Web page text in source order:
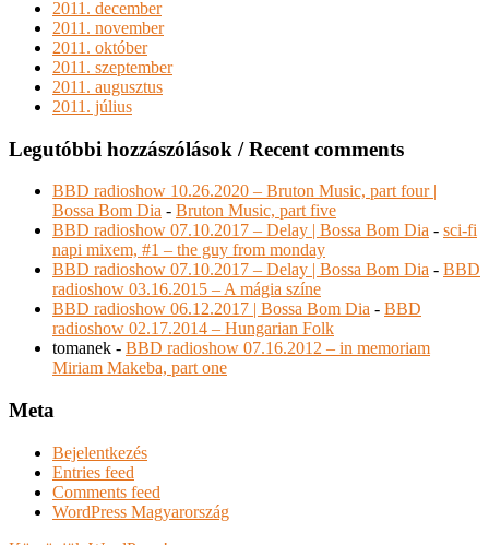
2011. december
2011. november
2011. október
2011. szeptember
2011. augusztus
2011. július
Legutóbbi hozzászólások / Recent comments
BBD radioshow 10.26.2020 – Bruton Music, part four |
Bossa Bom Dia - Bruton Music, part five
BBD radioshow 07.10.2017 – Delay | Bossa Bom Dia - sci-fi
napi mixem, #1 – the guy from monday
BBD radioshow 07.10.2017 – Delay | Bossa Bom Dia - BBD
radioshow 03.16.2015 – A mágia színe
BBD radioshow 06.12.2017 | Bossa Bom Dia - BBD
radioshow 02.17.2014 – Hungarian Folk
tomanek - BBD radioshow 07.16.2012 – in memoriam
Miriam Makeba, part one
Meta
Bejelentkezés
Entries feed
Comments feed
WordPress Magyarország